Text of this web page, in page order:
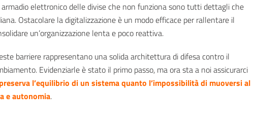
elettronico delle divise che non funziona sono tutti dettagli che
Ostacolare la digitalizzazione è un modo efficace per rallentare il
un’organizzazione lenta e poco reattiva.
barriere rappresentano una solida architettura di difesa contro il
Evidenziarle è stato il primo passo, ma ora sta a noi assicurarci
l’equilibrio di un sistema quanto l’impossibilità di muoversi al
e autonomia.